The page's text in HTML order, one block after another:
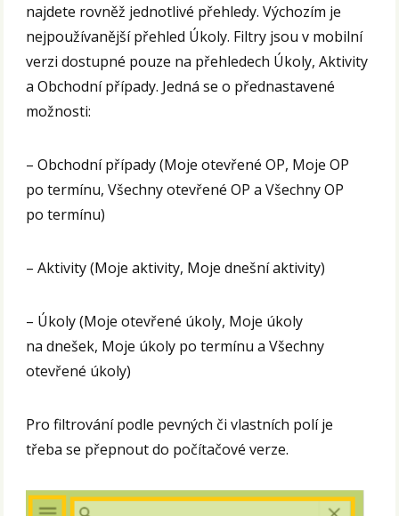
najdete rovněž jednotlivé přehledy. Výchozím je
nejpoužívanější přehled Úkoly. Filtry jsou v mobilní
verzi dostupné pouze na přehledech Úkoly, Aktivity
a Obchodní případy. Jedná se o přednastavené
možnosti:
– Obchodní případy (Moje otevřené OP, Moje OP
po termínu, Všechny otevřené OP a Všechny OP
po termínu)
– Aktivity (Moje aktivity, Moje dnešní aktivity)
– Úkoly (Moje otevřené úkoly, Moje úkoly
na dnešek, Moje úkoly po termínu a Všechny
otevřené úkoly)
Pro filtrování podle pevných či vlastních polí je
třeba se přepnout do počítačové verze.